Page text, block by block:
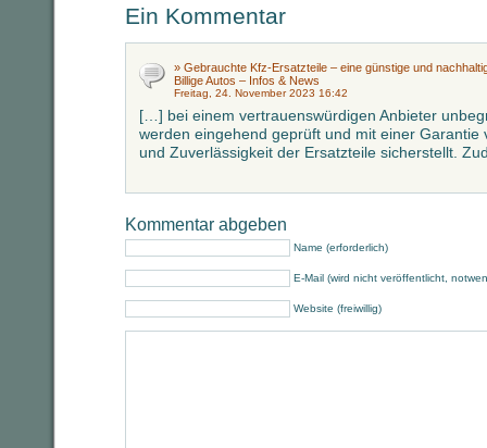
Ein Kommentar
» Gebrauchte Kfz-Ersatzteile – eine günstige und
Billige Autos – Infos & News
Freitag, 24. November 2023 16:42
[…] bei einem vertrauenswürdigen Anbieter
werden eingehend geprüft und mit einer Garantie
und Zuverlässigkeit der Ersatzteile sicherstellt.
Kommentar abgeben
Name (erforderlich)
E-Mail (wird nicht veröffentlicht,
Website (freiwillig)